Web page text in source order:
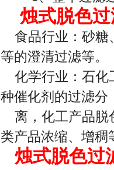
烛式脱色
食品行业：砂糖
等的澄清过滤等。
化学行业：石化
种催化剂的过滤分
离，化工产品脱
类产品浓缩、增稠
烛式脱色过